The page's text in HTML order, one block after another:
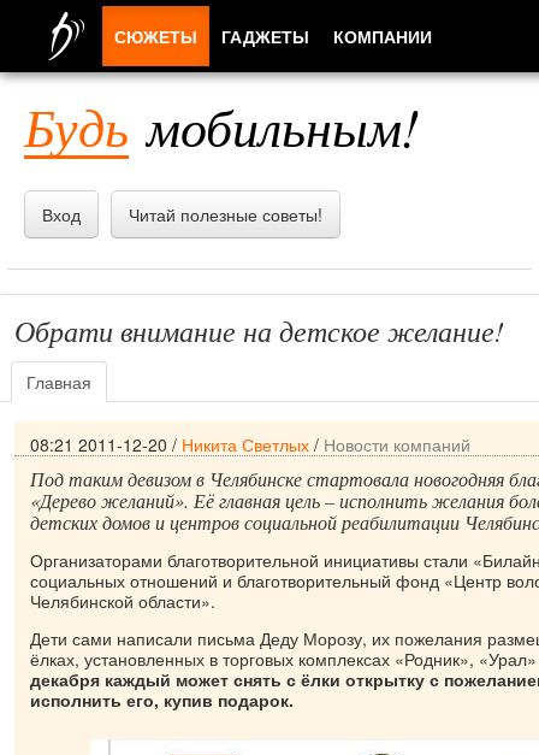
Будь мобильным!
Вход Читай полезные советы!
Обрати внимание на детское желание!
Главная
08:21 2011-12-20 / Никита Светлых / Новости компаний
Под таким девизом в Челябинске стартовала новогодняя
«Дерево желаний». Её главная цель – исполнить желания
детских домов и центров социальной реабилитации
Организаторами благотворительной инициативы стали
социальных отношений и благотворительный фонд «Центр
Челябинской области».
Дети сами написали письма Деду Морозу, их пожелания
ёлках, установленных в торговых комплексах «Родник»,
декабря каждый может снять с ёлки открытку с
исполнить его, купив подарок.
СЮЖЕТЫ ГАДЖЕТЫ КОМПАНИИ
ПРИЛОЖЕНИЯ